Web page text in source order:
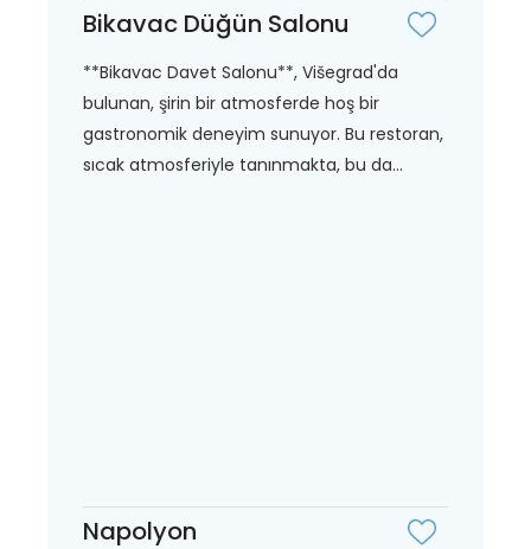
Bikavac Düğün Salonu
**Bikavac Davet Salonu**, Višegrad'da
bulunan, şirin bir atmosferde hoş bir
gastronomik deneyim sunuyor. Bu restoran,
sıcak atmosferiyle tanınmakta, bu da...
Napolyon